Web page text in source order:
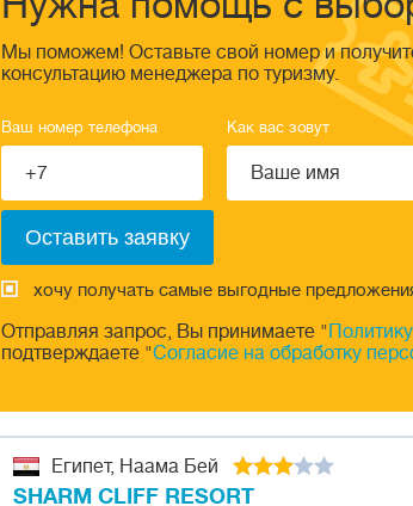
Мы поможем! Оставьте свой номер и
консультацию менеджера по туризму.
Ваш номер телефона Как вас зовут
хочу получать самые выгодные
Отправляя запрос, Вы принимаете "
подтверждаете "Согласие на обработку
Египет, Наама Бей
SHARM CLIFF RESORT